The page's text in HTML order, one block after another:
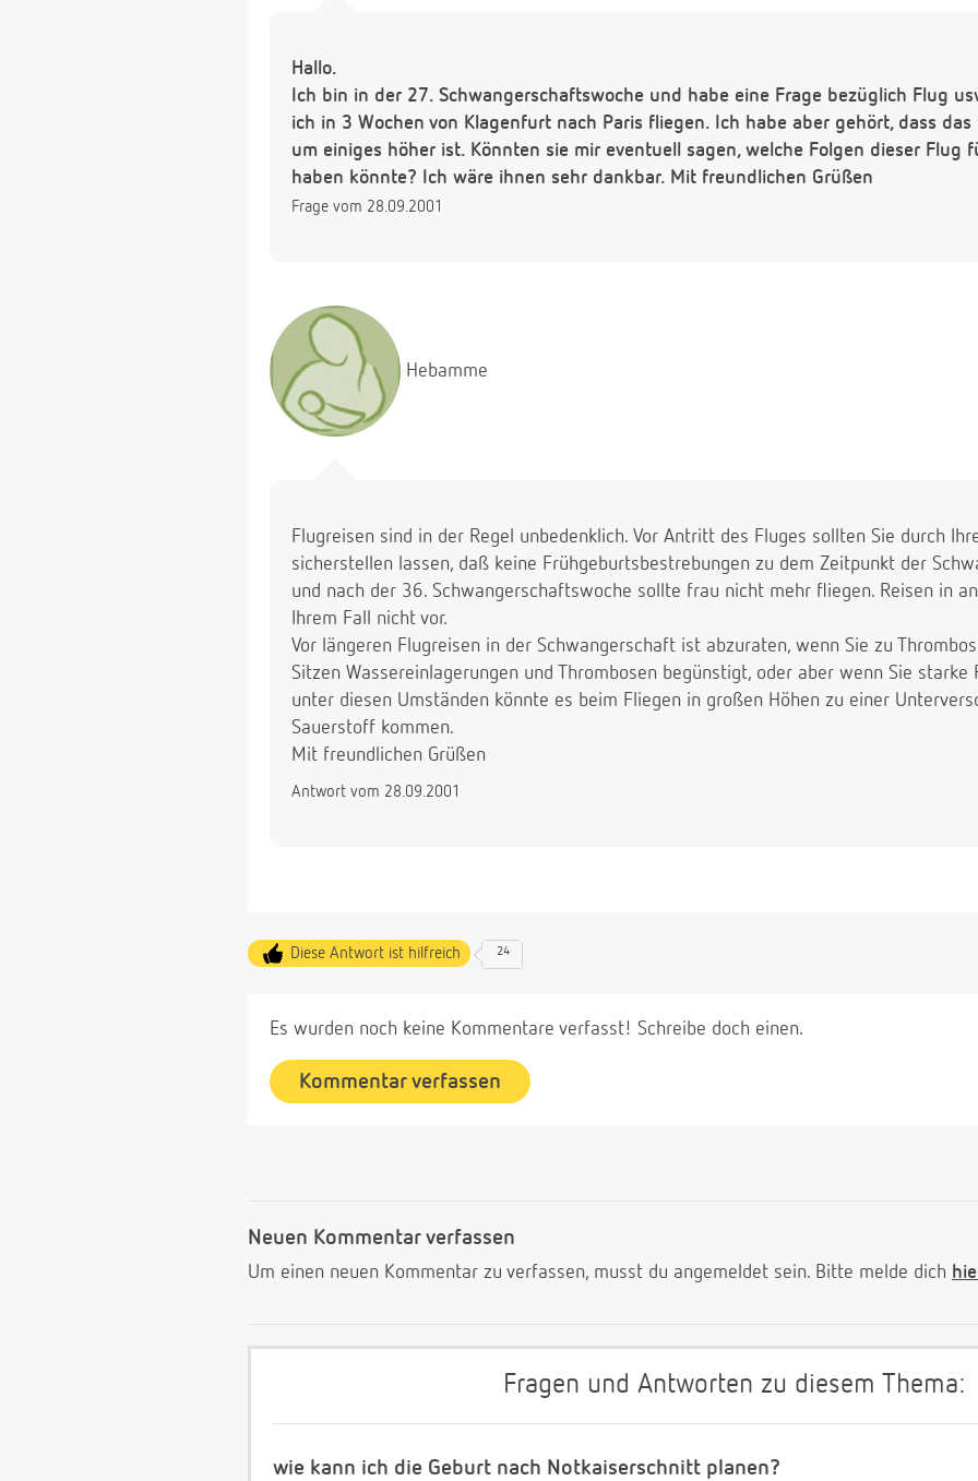
Hallo.
Ich bin in der 27. Schwangerschaftswoche und habe eine Frage bezüglich Flug
ich in 3 Wochen von Klagenfurt nach Paris fliegen. Ich habe aber gehört, dass
um einiges höher ist. Könnten sie mir eventuell sagen, welche Folgen dieser Flug
haben könnte? Ich wäre ihnen sehr dankbar. Mit freundlichen Grüßen
Frage vom 28.09.2001
Hebamme
Flugreisen sind in der Regel unbedenklich. Vor Antritt des Fluges sollten Sie durch
sicherstellen lassen, daß keine Frühgeburtsbestrebungen zu dem Zeitpunkt der
und nach der 36. Schwangerschaftswoche sollte frau nicht mehr fliegen. Reisen in
Ihrem Fall nicht vor.
Vor längeren Flugreisen in der Schwangerschaft ist abzuraten, wenn Sie zu
Sitzen Wassereinlagerungen und Thrombosen begünstigt, oder aber wenn Sie starke
unter diesen Umständen könnte es beim Fliegen in großen Höhen zu einer
Sauerstoff kommen.
Mit freundlichen Grüßen
Antwort vom 28.09.2001
Diese Antwort ist hilfreich 24
Es wurden noch keine Kommentare verfasst! Schreibe doch einen.
Kommentar verfassen
Neuen Kommentar verfassen
Um einen neuen Kommentar zu verfassen, musst du angemeldet sein. Bitte melde dich
Fragen und Antworten zu diesem Thema:
wie kann ich die Geburt nach Notkaiserschnitt planen?